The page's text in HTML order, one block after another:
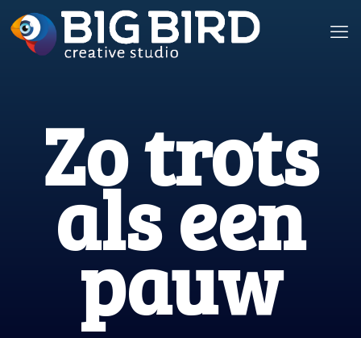
Zo trots
als een
pauw